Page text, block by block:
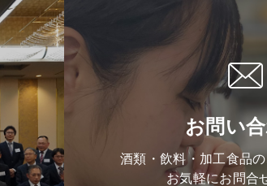
お問い
酒類・飲料・加工食品
お気軽にお問合